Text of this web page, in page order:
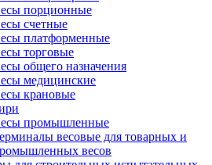
порционные
счетные
платформенные
торговые
общего назначения
медицинские
крановые
промышленные
весовые для товарных и
весов